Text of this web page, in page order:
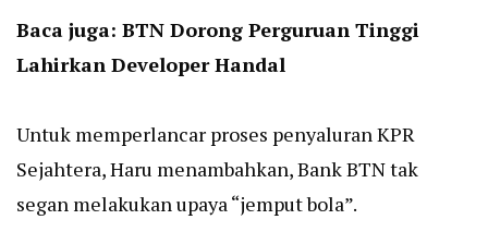
Baca juga: BTN Dorong Perguruan Tinggi
Lahirkan Developer Handal
Untuk memperlancar proses penyaluran KPR
Sejahtera, Haru menambahkan, Bank BTN tak
segan melakukan upaya “jemput bola”.